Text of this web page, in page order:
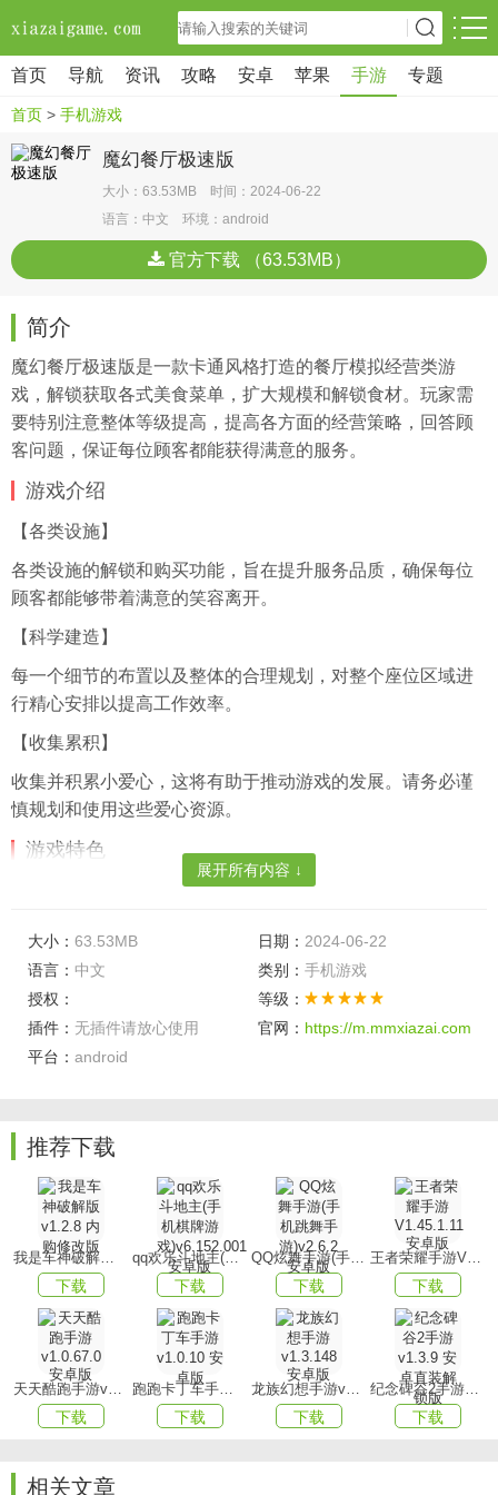
首页 导航 资讯 攻略 安卓 苹果 手游 专题
首页 > 手机游戏
魔幻餐厅极速版
大小：63.53MB 时间：2024-06-22
语言：中文 环境：android
官方下载 （63.53MB）
简介
魔幻餐厅极速版是一款卡通风格打造的餐厅模拟经营类游
戏，解锁获取各式美食菜单，扩大规模和解锁食材。玩家需
要特别注意整体等级提高，提高各方面的经营策略，回答顾
客问题，保证每位顾客都能获得满意的服务。
游戏介绍
【各类设施】
各类设施的解锁和购买功能，旨在提升服务品质，确保每位
顾客都能够带着满意的笑容离开。
【科学建造】
每一个细节的布置以及整体的合理规划，对整个座位区域进
行精心安排以提高工作效率。
【收集累积】
收集并积累小爱心，这将有助于推动游戏的发展。请务必谨
慎规划和使用这些爱心资源。
游戏特色
规划并制定各种高品质的服务项目，让您在享受服务的同时
【福利礼包】
您只需轻轻一点，便可轻松获得丰厚的福利礼包，从而助力
您的游戏进程。
随着客流量的不断增加，您需要及时招聘和培训员工来应对
游戏亮点
【精细多样】
我们为您准备了众多精细且多样化的任务，每个任务都有其
独特的难度设定和挑战性。
【卫生整洁】
关注餐厅的卫生状况，努力维护整体的用餐环境，提高顾客
满意度，树立良好的口碑。
展开所有内容 ↓
大小： 63.53MB 日期： 2024-06-22
语言： 中文 类别： 手机游戏
授权：
等级：
插件： 无插件请放心使用 官网： https://m.mmxiazai.com
平台： android
推荐下载
我是车神破解版v1.2.8 内购修改版
下载
qq欢乐斗地主(手机棋牌游戏)v6.152.001安卓版
下载
QQ炫舞手游(手机跳舞手游)v2.6.2 安卓版
下载
王者荣耀手游V1.45.1.11 安卓版
下载
天天酷跑手游v1.0.67.0安卓版
下载
跑跑卡丁车手游v1.0.10 安卓版
下载
龙族幻想手游v1.3.148 安卓版
下载
纪念碑谷2手游v1.3.9 安卓直装解锁版
下载
相关文章